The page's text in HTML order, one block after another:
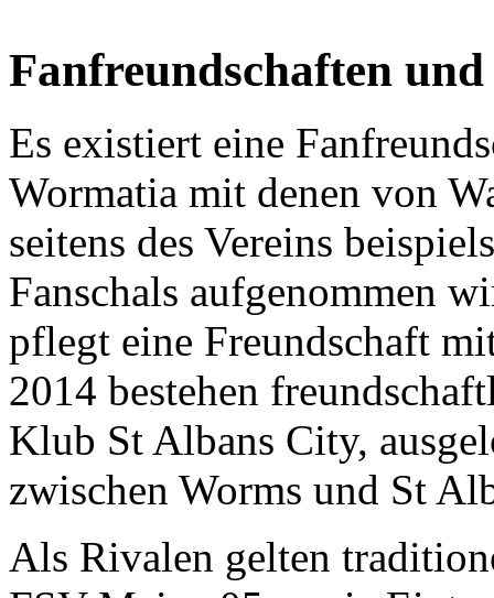
Fanfreundschaften
Es existiert eine
Wormatia mit denen von
seitens des Vereins
Fanschals aufgenommen
pflegt eine Freundschaft
2014 bestehen
Klub St Albans City,
zwischen Worms und St
Als Rivalen gelten